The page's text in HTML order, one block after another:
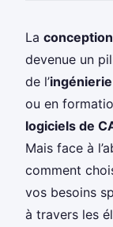
La
devenue un
de l’
ou en
logiciels de
Mais face à
comment
vos besoins
à travers les